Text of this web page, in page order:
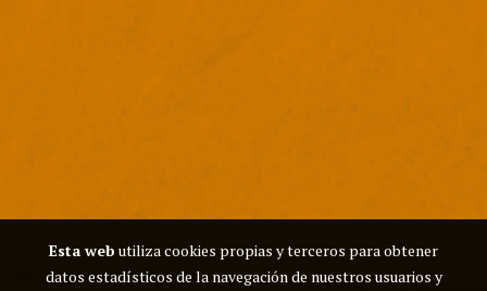
Esta web utiliza cookies propias y terceros para obtener
datos estadísticos de la navegación de nuestros usuarios y